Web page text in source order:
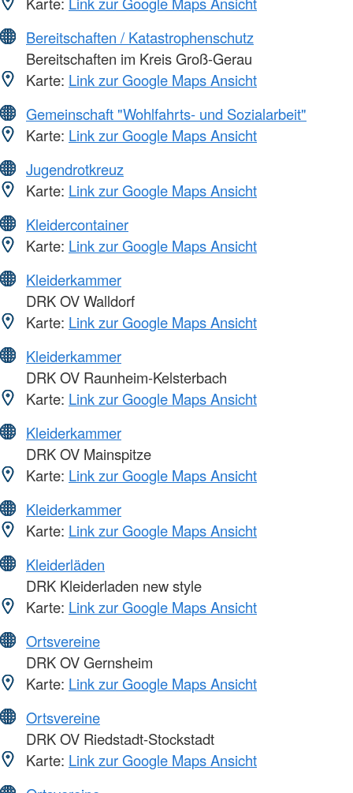
Bereitschaften / Katastrophenschutz
Bereitschaften im Kreis Groß-Gerau
Karte: Link zur Google Maps Ansicht
Gemeinschaft "Wohlfahrts- und Sozialarbeit"
Karte: Link zur Google Maps Ansicht
Jugendrotkreuz
Karte: Link zur Google Maps Ansicht
Kleidercontainer
Karte: Link zur Google Maps Ansicht
Kleiderkammer
DRK OV Walldorf
Karte: Link zur Google Maps Ansicht
Kleiderkammer
DRK OV Raunheim-Kelsterbach
Karte: Link zur Google Maps Ansicht
Kleiderkammer
DRK OV Mainspitze
Karte: Link zur Google Maps Ansicht
Kleiderkammer
Karte: Link zur Google Maps Ansicht
Kleiderläden
DRK Kleiderladen new style
Karte: Link zur Google Maps Ansicht
Ortsvereine
DRK OV Gernsheim
Karte: Link zur Google Maps Ansicht
Ortsvereine
DRK OV Riedstadt-Stockstadt
Karte: Link zur Google Maps Ansicht